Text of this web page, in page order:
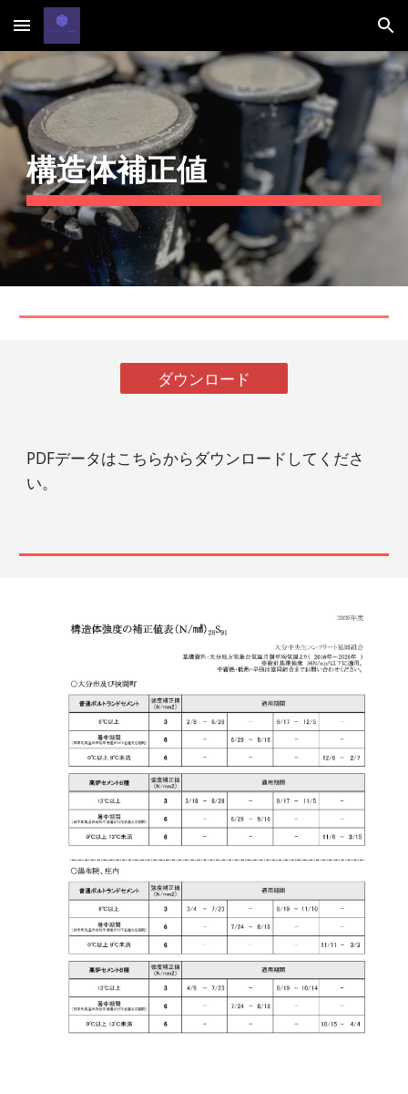
Skip to main content Skip to navigation
構造体補正値
ダウンロード
PDFデータはこちらからダウンロードしてくださ
い。